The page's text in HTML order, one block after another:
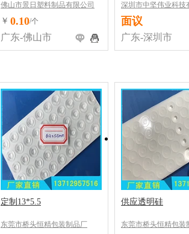
佛山市景日塑料制品有限公司
￥ 0.10/个
广东-佛山市
深圳市中坚伟业科技
面议
广东-深圳市
定制13*5.5
东莞市桥头恒精包装制品厂
供应透明硅
东莞市桥头恒精包装